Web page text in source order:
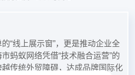
“线上展示窗”，更是推动企业全
蚂蚁网络凭借“技术融合运营”的
传统外贸障碍，达成品牌国际化